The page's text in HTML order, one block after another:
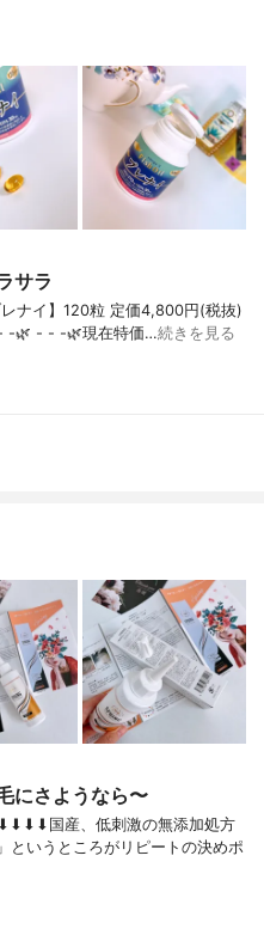
サラ
ナイ】120粒 定価4,800円(税抜)
-🌿 - - -🌿現在特価…続きを見る
にさようなら〜
国産、低刺激の無添加処方
というところがリピートの決めポ